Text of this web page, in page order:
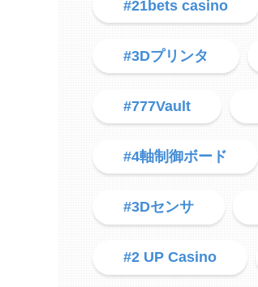
#21bets casino
#3Dプリンタ
#777Vault
#4軸制御ボード
#3Dセンサ
#2 UP Casino